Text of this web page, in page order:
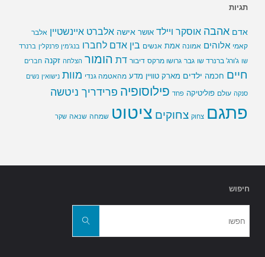
תגיות
אדם אהבה אוסקר ויילד אושר אישה אלברט איינשטיין אלבר
קאמי אלוהים אמונה אמת אנשים בין אדם לחברו בנג'מין פרנקלין ברנרד
שו ג'ורג' ברנרד שו גבר גרושו מרקס דיבור דת הומור הצלחה זקנה חברים
חיים חכמה ילדים מארק טוויין מדע מהאטמה גנדי מוות נישואין נשים
סנקה עולם פוליטיקה פחד פילוסופיה פרידריך ניטשה
פתגם צחוק צחוקים ציטוט שמחה שנאה שקר
חיפוש
חפשו